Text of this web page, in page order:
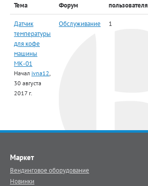
Тема Форум
пользователя
Датчик
температуры
для кофе
машины
МК-01
Начал ivna12,
30 августа
2017 г.
Обслуживание 1
Маркет
Вендинговое оборудование
Новинки